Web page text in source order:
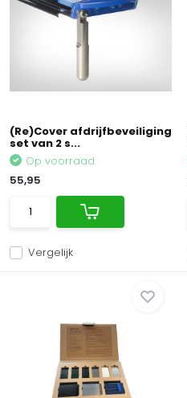
(Re)Cover afdrijfbeveiliging
set van 2 s...
Vergelijk
Op voorraad
55,95